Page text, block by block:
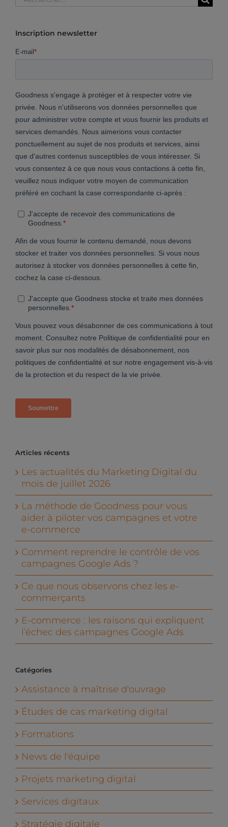
Inscription newsletter
Articles récents
Les actualités du Marketing Digital du
mois de juillet 2026
La méthode de Goodness pour vous
aider à piloter vos campagnes et votre
e-commerce
Comment reprendre le contrôle de vos
campagnes Google Ads ?
Ce que nous observons chez les e-
commerçants
E-commerce : les raisons qui expliquent
l’échec des campagnes Google Ads
Catégories
Assistance à maîtrise d'ouvrage
Études de cas marketing digital
Formations
News de l'équipe
Projets marketing digital
Services digitaux
Stratégie digitale